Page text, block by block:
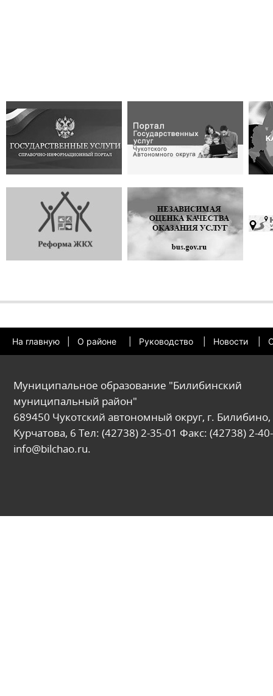
На главную О районе Руководство Новости
Муниципальное образование "Билибинский
муниципальный район"
689450 Чукотский автономный округ, г. Билибино,
Курчатова, 6 Тел: (42738) 2-35-01 Факс: (42738) 2-
info@bilchao.ru.